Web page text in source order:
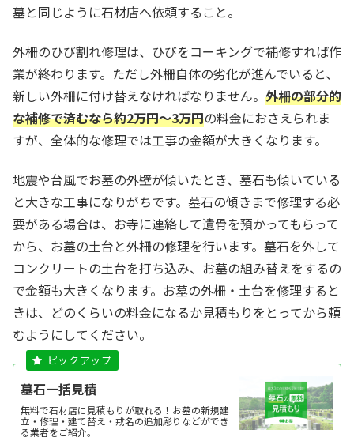
墓と同じように石材店へ依頼すること。
外柵のひび割れ修理は、ひびをコーキングで補修すれば作
業が終わります。ただし外柵自体の劣化が進んでいると、
新しい外柵に付け替えなければなりません。 外柵の部分的
な補修で済むなら約2万円〜3万円の料金におさえられま
すが、全体的な修理では工事の金額が大きくなります。
地震や台風でお墓の外壁が傾いたとき、墓石も傾いている
と大きな工事になりがちです。墓石の傾きまで修理する必
要がある場合は、お寺に連絡して遺骨を預かってもらって
から、お墓の土台と外柵の修理を行います。墓石を外して
コンクリートの土台を打ち込み、お墓の組み替えをするの
で金額も大きくなります。お墓の外柵・土台を修理すると
きは、どのくらいの料金になるか見積もりをとってから頼
むようにしてください。
墓石一括見積
無料で石材店に見積もりが取れる！お墓の新規建
立・修理・建て替え・戒名の追加彫りなどができ
る業者をご紹介。